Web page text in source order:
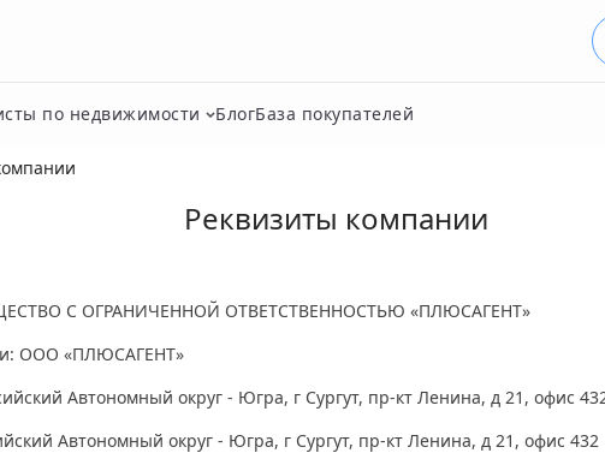
по недвижимости БлогБаза покупателей
Реквизиты компании
С ОГРАНИЧЕННОЙ ОТВЕТСТВЕННОСТЬЮ «ПЛЮСАГЕНТ»
ООО «ПЛЮСАГЕНТ»
Автономный округ - Югра, г Сургут, пр-кт Ленина, д 21, офис
Автономный округ - Югра, г Сургут, пр-кт Ленина, д 21, офис 432